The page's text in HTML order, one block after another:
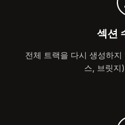
섹션
전체 트랙을 다시 생성하
스, 브릿지